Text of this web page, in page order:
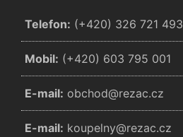
Telefon: (+420) 326 721 493
Mobil: (+420) 603 795 001
E-mail: zc.cazer@dohcbo
E-mail: zc.cazer@ynlepuok